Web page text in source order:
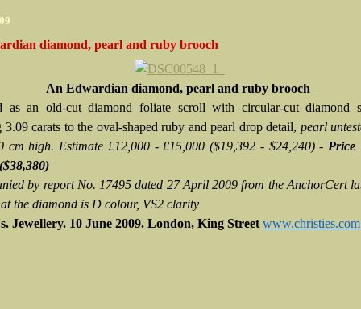
diamond, pearl and ruby brooch
An Edwardian diamond, pearl and ruby brooch
as an old-cut diamond foliate scroll with circular-cut diamond
carats to the oval-shaped ruby and pearl drop detail, pearl
cm high. Estimate £12,000 - £15,000 ($19,392 - $24,240) - Price
by report No. 17495 dated 27 April 2009 from the AnchorCert
the diamond is D colour, VS2 clarity
Jewellery. 10 June 2009. London, King Street www.christies.com